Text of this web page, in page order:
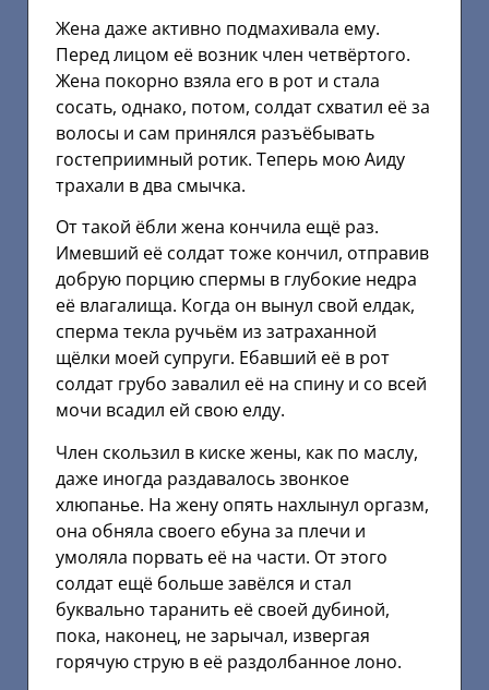
Жена даже активно подмахивала ему.
Перед лицом её возник член четвёртого.
Жена покорно взяла его в рот и стала
сосать, однако, потом, солдат схватил её за
волосы и сам принялся разъёбывать
гостеприимный ротик. Теперь мою Аиду
трахали в два смычка.
От такой ёбли жена кончила ещё раз.
Имевший её солдат тоже кончил, отправив
добрую порцию спермы в глубокие недра
её влагалища. Когда он вынул свой елдак,
сперма текла ручьём из затраханной
щёлки моей супруги. Ебавший её в рот
солдат грубо завалил её на спину и со всей
мочи всадил ей свою елду.
Член скользил в киске жены, как по маслу,
даже иногда раздавалось звонкое
хлюпанье. На жену опять нахлынул оргазм,
она обняла своего ебуна за плечи и
умоляла порвать её на части. От этого
солдат ещё больше завёлся и стал
буквально таранить её своей дубиной,
пока, наконец, не зарычал, извергая
горячую струю в её раздолбанное лоно.